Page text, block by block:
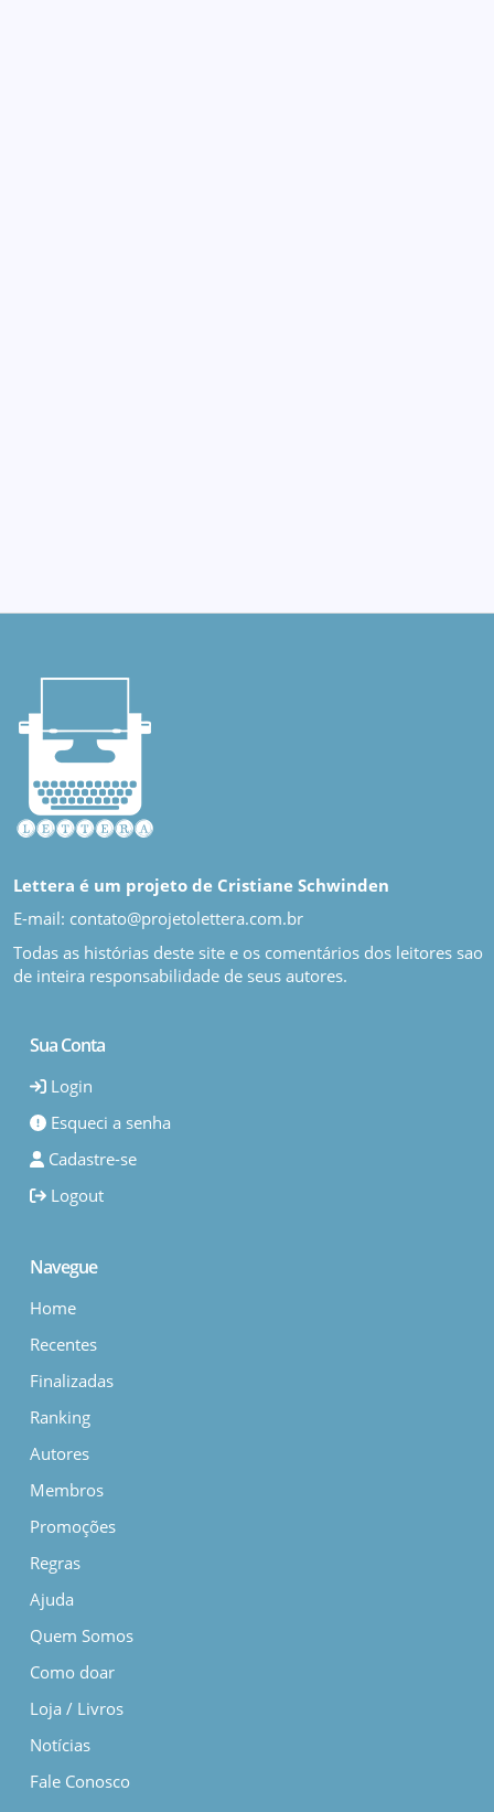
Lettera é um projeto de Cristiane Schwinden
E-mail: contato@projetolettera.com.br
Todas as histórias deste site e os comentários dos leitores sao
de inteira responsabilidade de seus autores.
Sua Conta
Login
Esqueci a senha
Cadastre-se
Logout
Navegue
Home
Recentes
Finalizadas
Ranking
Autores
Membros
Promoções
Regras
Ajuda
Quem Somos
Como doar
Loja / Livros
Notícias
Fale Conosco